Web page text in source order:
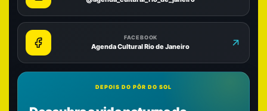
FACEBOOK
Agenda Cultural Rio de Janeiro
DEPOIS DO PÔR DO SOL